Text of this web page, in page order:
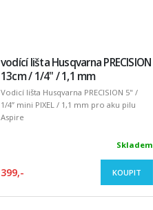
vodící lišta Husqvarna PRECISION
13cm / 1/4" / 1,1 mm
Vodicí lišta Husqvarna PRECISION 5" /
1/4” mini PIXEL / 1,1 mm pro aku pilu
Aspire
Skladem
399,- KOUPIT